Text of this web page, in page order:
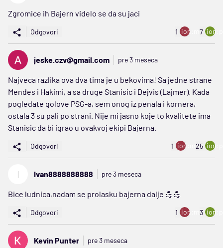
Zgromice ih Bajern videlo se da su jaci
Odgovori 1 ion:minus
7
jeske.czv@gmail.com pre 3 meseca
Najveca razlika ova dva tima je u bekovima! Sa jedne strane
Mendes i Hakimi, a sa druge Stanisic i Dejvis (Lajmer). Kada
pogledate golove PSG-a, sem onog iz penala i kornera,
ostala 3 su pali po strani. Nije mi jasno koje to kvalitete ima
Stanisic da bi igrao u ovakvoj ekipi Bajerna.
Odgovori 1 ion:minus
25
I Ivan8888888888 pre 3 meseca
Bice ludnica,nadam se prolasku bajerna dalje 💪💪
Odgovori 1 ion:minus
3
Kevin Punter pre 3 meseca